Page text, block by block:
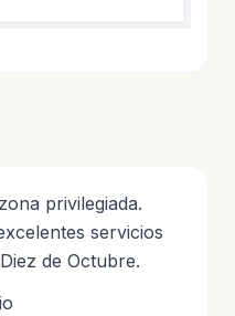
privilegiada.
servicios
de Octubre.